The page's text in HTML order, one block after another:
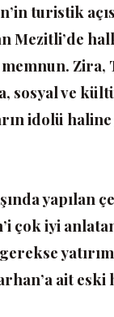
turistik
Mezitli’de
Zira,
sosyal ve
idolü
yapılan
çok iyi
ait